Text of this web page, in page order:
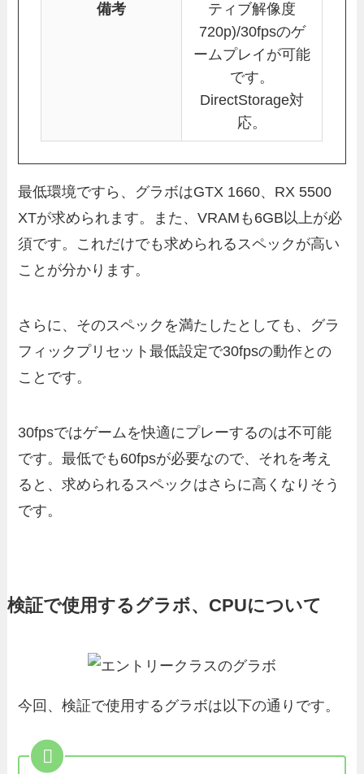
備考
ティブ解像度
720p)/30fpsのゲ
ームプレイが可能
です。
DirectStorage対
応。
最低環境ですら、グラボはGTX 1660、RX 5500
XTが求められます。また、VRAMも6GB以上が必
須です。これだけでも求められるスペックが高い
ことが分かります。
さらに、そのスペックを満たしたとしても、グラ
フィックプリセット最低設定で30fpsの動作との
ことです。
30fpsではゲームを快適にプレーするのは不可能
です。最低でも60fpsが必要なので、それを考え
ると、求められるスペックはさらに高くなりそう
です。
検証で使用するグラボ、CPUについて
今回、検証で使用するグラボは以下の通りです。